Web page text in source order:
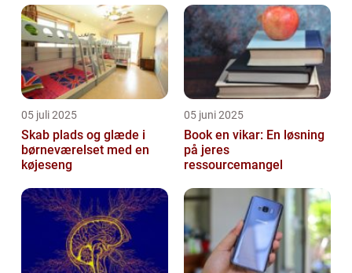
05 juli 2025
Skab plads og glæde i
børneværelset med en
køjeseng
05 juni 2025
Book en vikar: En løsning
på jeres
ressourcemangel